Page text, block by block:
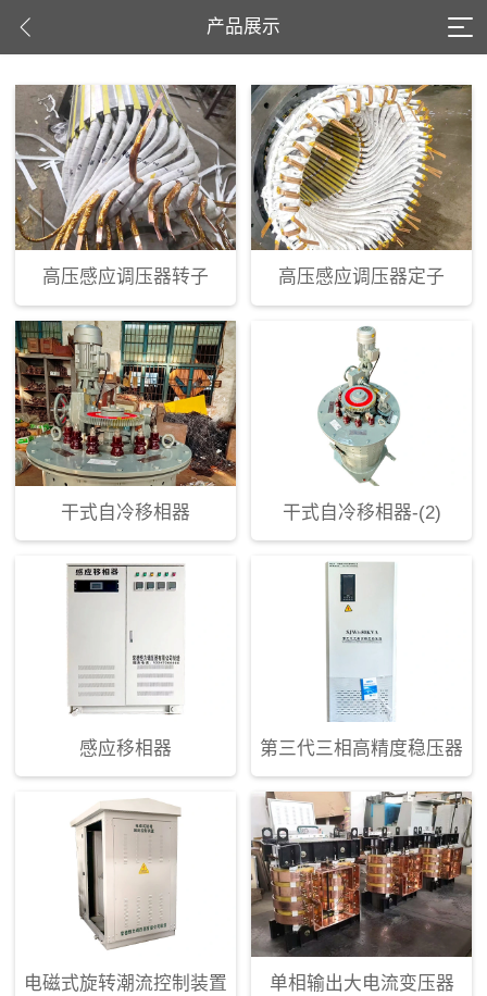
产品展示
高压感应调压器转子 高压感应调压器定子
干式自冷移相器 干式自冷移相器-(2)
感应移相器 第三代三相高精度稳压器
电磁式旋转潮流控制装置 单相输出大电流变压器